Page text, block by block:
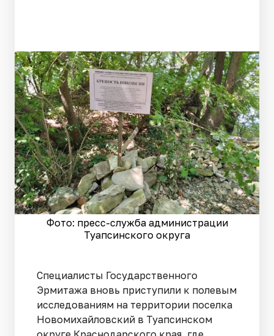
Фото: пресс-служба администрации
Туапсинского округа
Специалисты Государственного
Эрмитажа вновь приступили к полевым
исследованиям на территории поселка
Новомихайловский в Туапсинском